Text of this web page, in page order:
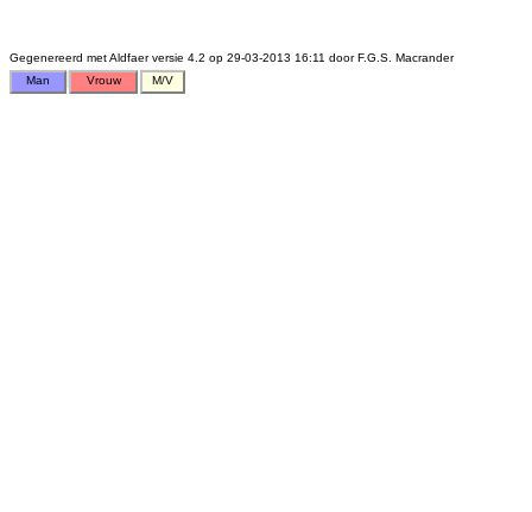
Gegenereerd met Aldfaer versie 4.2 op 29-03-2013 16:11 door F.G.S. Macrander
Man
Vrouw M/V